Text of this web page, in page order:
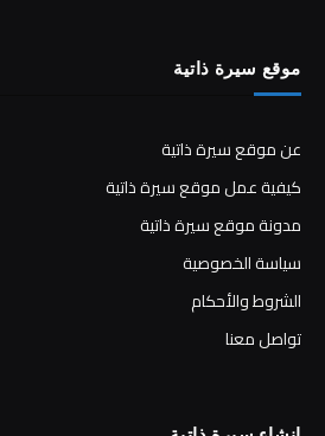
موقع سيرة ذاتية
عن موقع سيرة ذاتية
كيفية عمل موقع سيرة ذاتية
مدونة موقع سيرة ذاتية
سياسة الخصوصية
الشروط والأحكام
تواصل معنا